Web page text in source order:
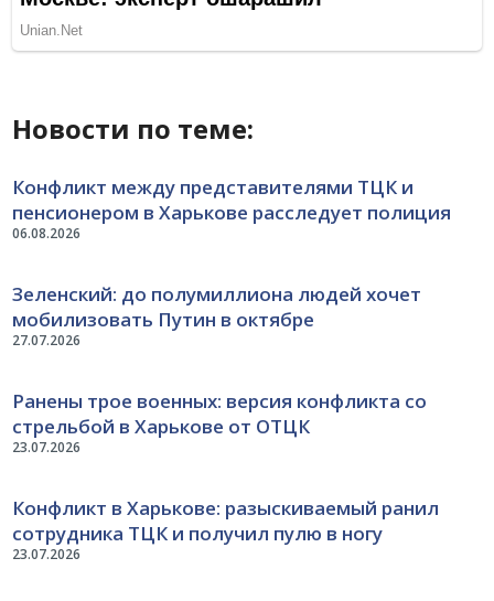
Новости по теме:
06.08.2026
Конфликт между представителями ТЦК и
пенсионером в Харькове расследует полиция
27.07.2026
Зеленский: до полумиллиона людей хочет
мобилизовать Путин в октябре
23.07.2026
Ранены трое военных: версия конфликта со
стрельбой в Харькове от ОТЦК
23.07.2026
Конфликт в Харькове: разыскиваемый ранил
сотрудника ТЦК и получил пулю в ногу